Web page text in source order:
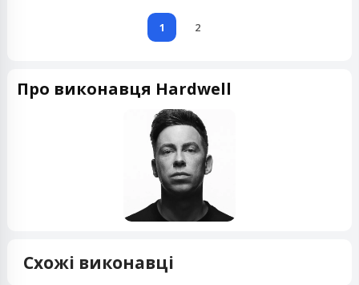
1 2
Про виконавця Hardwell
Схожі виконавці